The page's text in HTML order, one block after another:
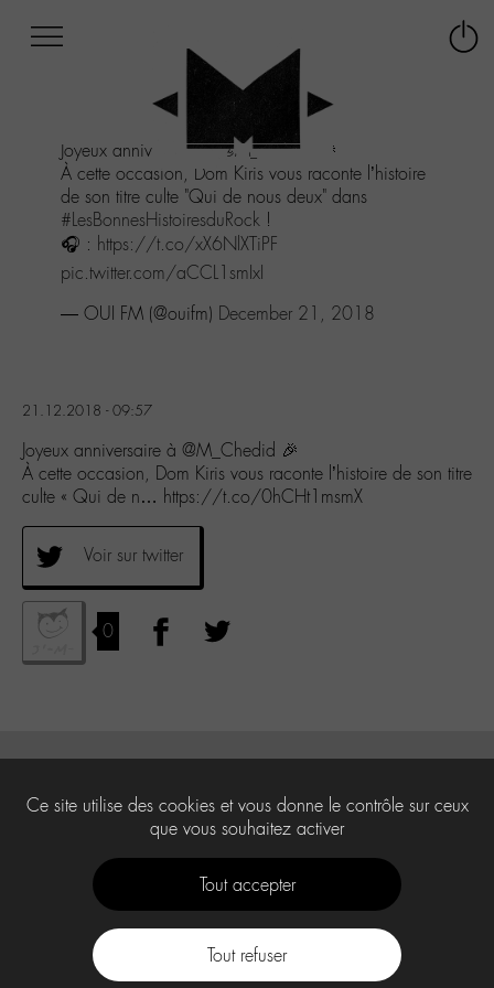
au
menu
Aller
contenu
Aller
Joyeux anniversaire à@M_Chedid
🎉
À cette occasion, Dom Kiris vous raconte l’histoire
de son titre culte "Qui de nous deux" dans
#LesBonnesHistoiresduRock !
🎧 : https://t.co/xX6NlXTiPF
pic.twitter.com/aCCL1smIxI
— OUI FM (@ouifm) December 21, 2018
21.12.2018 - 09:57
Joyeux anniversaire à @M_Chedid 🎉
À cette occasion, Dom Kiris vous raconte l’histoire de son titre
culte « Qui de n… https://t.co/0hCHt1msmX
Voir sur twitter
0
Ce site utilise des cookies et vous donne le contrôle sur ceux
que vous souhaitez activer
Tout accepter
Tout refuser